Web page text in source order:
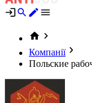
Компанії
Польские